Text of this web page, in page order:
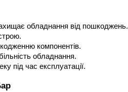
обладнання від пошкоджень.
компонентів.
обладнання.
під час експлуатації.